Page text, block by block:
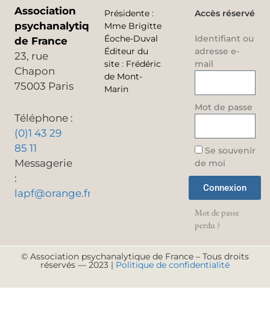
Association
psychanalytique
de France
23, rue
Chapon
75003 Paris
Téléphone :
(0)1 43 29
85 11
Messagerie
:
lapf@orange.fr
Présidente :
Mme Brigitte
Éoche-Duval
Éditeur du
site : Frédéric
de Mont-
Marin
Accès réservé
Identifiant ou
adresse e-
mail
Mot de passe
Se souvenir
de moi
Connexion
Mot de passe
perdu ?
© Association psychanalytique de France – Tous droits
réservés — 2023 | Politique de confidentialité